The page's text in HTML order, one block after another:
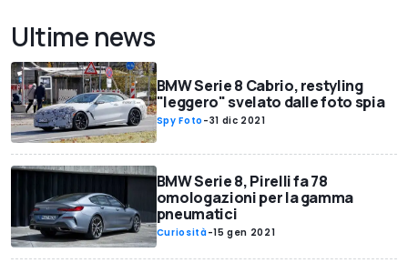
Ultime news
BMW Serie 8 Cabrio, restyling
"leggero" svelato dalle foto spia
Spy Foto -31 dic 2021
BMW Serie 8, Pirelli fa 78
omologazioni per la gamma
pneumatici
Curiosità-15 gen 2021